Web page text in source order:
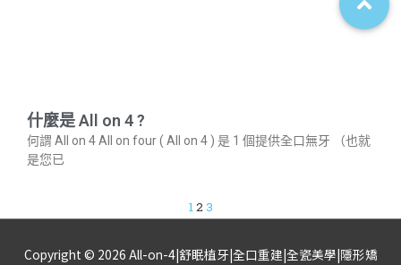
什麼是 All on 4 ?
何謂 All on 4 All on four ( All on 4 ) 是 1 個提供全口無牙 （也就
是您已
12 3
Copyright © 2026 All-on-4|舒眠植牙|全口重建|全瓷美學|隱形矯